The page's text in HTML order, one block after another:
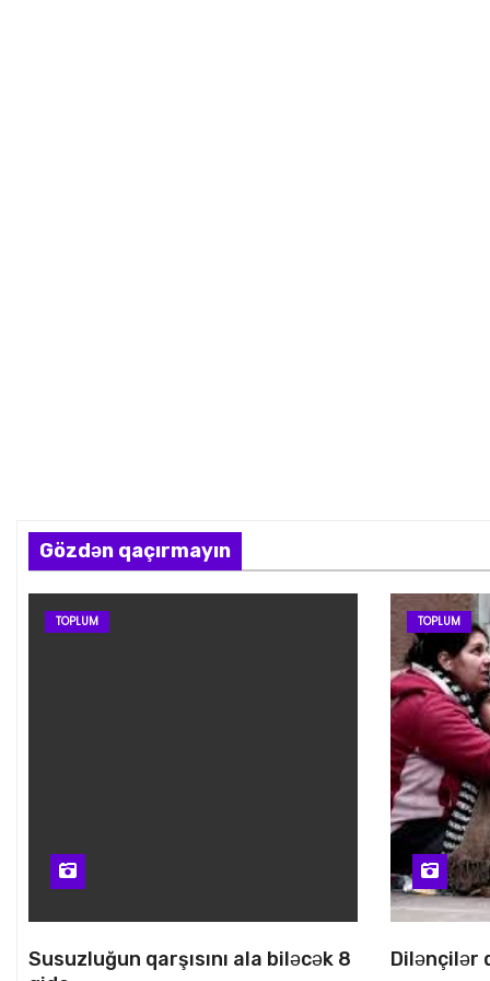
Gözdən qaçırmayın
TOPLUM
Susuzluğun qarşısını ala biləcək 8
TOPLUM
Dilənçilər